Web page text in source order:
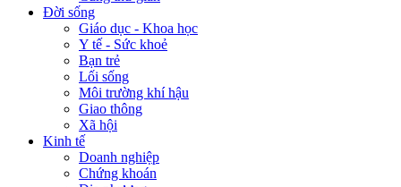
Đời sống
Giáo dục - Khoa học
Y tế - Sức khoẻ
Bạn trẻ
Lối sống
Môi trường khí hậu
Giao thông
Xã hội
Kinh tế
Doanh nghiệp
Chứng khoán